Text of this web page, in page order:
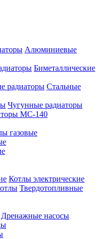
Алюминиевые
Биметаллические
Стальные
Чугунные радиаторы
МС-140
газовые
Котлы электрические
Твердотопливные
Дренажные насосы